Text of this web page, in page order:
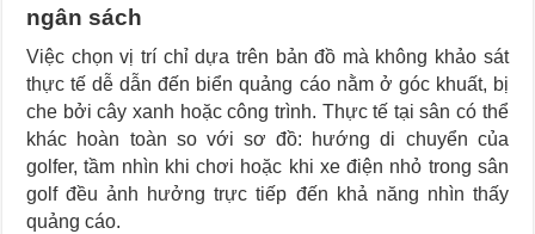
ngân sách
Việc chọn vị trí chỉ dựa trên bản đồ mà không khảo sát
thực tế dễ dẫn đến biển quảng cáo nằm ở góc khuất, bị
che bởi cây xanh hoặc công trình. Thực tế tại sân có thể
khác hoàn toàn so với sơ đồ: hướng di chuyển của
golfer, tầm nhìn khi chơi hoặc khi xe điện nhỏ trong sân
golf đều ảnh hưởng trực tiếp đến khả năng nhìn thấy
quảng cáo.